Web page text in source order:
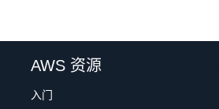
AWS 资源
入门